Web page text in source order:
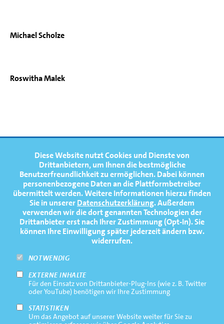
Diese Website nutzt Cookies und Dienste von
Drittanbietern, um Ihnen die bestmögliche
Benutzerfreundlichkeit zu ermöglichen.Dabei können
personenbezogene Daten an die Plattformbetreiber
übermittelt werden. Weitere Informationen hierzu finden
Sie in unsererDatenschutzerklärung. Außerdem
verwenden wir die dort genannten Technologien der
Drittanbieter erst nach Ihrer Zustimmung (Opt-In). Sie
können Ihre Einwilligung später jederzeit ändern bzw.
widerrufen.
NOTWENDIG
EXTERNE INHALTE
Für den Einsatz von Drittanbieter-Plug-Ins (wie z. B. Twitter
oder YouTube) benötigen wir Ihre Zustimmung
STATISTIKEN
Um das Angebot auf unserer Website weiter für Sie zu
Michael Scholze
Roswitha Malek
FOOTERNAVIGATION
NEWS
TERMINE
MEDIATHEK
PRESSE
FAQ
NEWSLETTER
Footernavigation
Bottom
Impressum
Datenschutz